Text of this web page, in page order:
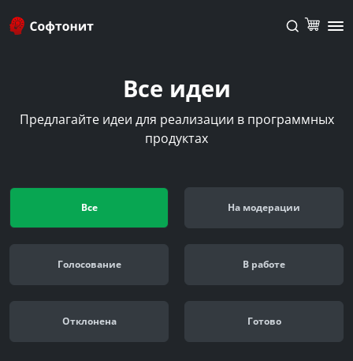
Все идеи
Предлагайте идеи для реализации в программных
продуктах
Все На модерации
Голосование В работе
Отклонена Готово